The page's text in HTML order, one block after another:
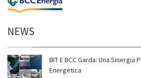
NEWS
BIT E BCC Garda: Una Sinergia
Energetica